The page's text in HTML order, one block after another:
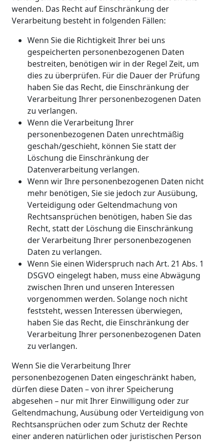
wenden. Das Recht auf Einschränkung der
Verarbeitung besteht in folgenden Fällen:
Wenn Sie die Richtigkeit Ihrer bei uns
gespeicherten personenbezogenen Daten
bestreiten, benötigen wir in der Regel Zeit, um
dies zu überprüfen. Für die Dauer der Prüfung
haben Sie das Recht, die Einschränkung der
Verarbeitung Ihrer personenbezogenen Daten
zu verlangen.
Wenn die Verarbeitung Ihrer
personenbezogenen Daten unrechtmäßig
geschah/geschieht, können Sie statt der
Löschung die Einschränkung der
Datenverarbeitung verlangen.
Wenn wir Ihre personenbezogenen Daten nicht
mehr benötigen, Sie sie jedoch zur Ausübung,
Verteidigung oder Geltendmachung von
Rechtsansprüchen benötigen, haben Sie das
Recht, statt der Löschung die Einschränkung
der Verarbeitung Ihrer personenbezogenen
Daten zu verlangen.
Wenn Sie einen Widerspruch nach Art. 21 Abs. 1
DSGVO eingelegt haben, muss eine Abwägung
zwischen Ihren und unseren Interessen
vorgenommen werden. Solange noch nicht
feststeht, wessen Interessen überwiegen,
haben Sie das Recht, die Einschränkung der
Verarbeitung Ihrer personenbezogenen Daten
zu verlangen.
Wenn Sie die Verarbeitung Ihrer
personenbezogenen Daten eingeschränkt haben,
dürfen diese Daten – von ihrer Speicherung
abgesehen – nur mit Ihrer Einwilligung oder zur
Geltendmachung, Ausübung oder Verteidigung von
Rechtsansprüchen oder zum Schutz der Rechte
einer anderen natürlichen oder juristischen Person